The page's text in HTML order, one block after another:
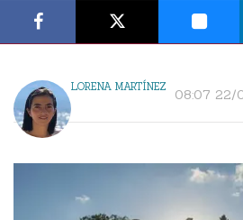
LORENA MARTÍNEZ 08:07 22/